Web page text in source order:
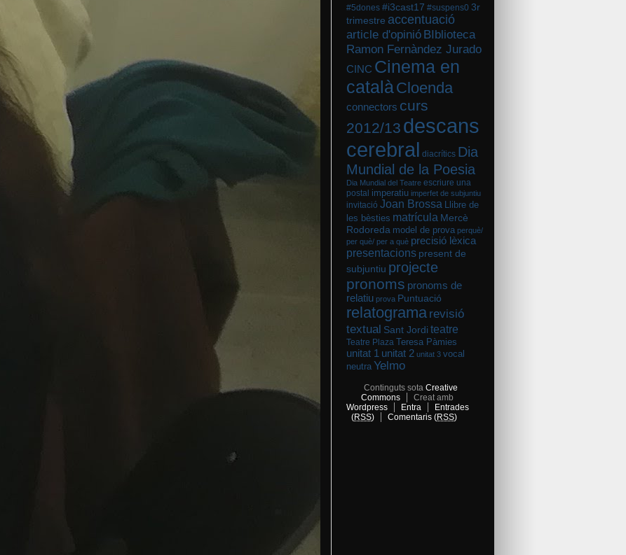
#5dones #i3cast17 #suspens0 3r
trimestre accentuació
article d'opinió BIblioteca
Ramon Fernàndez Jurado
CINC Cinema en
catalàCloenda
connectors curs
2012/13 descans
cerebral diacrítics Dia
Mundial de la Poesia
Dia Mundial del Teatre escriure una
postal imperatiu imperfet de subjuntiu
invitació Joan Brossa
Llibre de
les bèsties matrícula Mercè
Rodoreda model de prova perquè/
per què/ per a què precisió lèxica
presentacions present de
subjuntiu projecte
pronoms pronoms de
relatiu prova Puntuació
relatograma revisió
textual Sant Jordi teatre
Teatre Plaza Teresa Pàmies
unitat 1 unitat 2 unitat 3 vocal
neutra Yelmo
Continguts sota Creative
Commons
Creat amb
Wordpress
Entra
Entrades
(RSS) Comentaris (RSS)